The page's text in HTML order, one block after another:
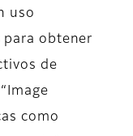
uso
para obtener
de
como